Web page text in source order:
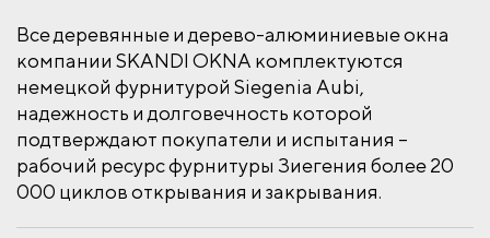
Все деревянные и дерево-алюминиевые окна
компании SKANDI OKNA комплектуются
немецкой фурнитурой Siegenia Aubi,
надежность и долговечность которой
подтверждают покупатели и испытания –
рабочий ресурс фурнитуры Зиегения более 20
000 циклов открывания и закрывания.